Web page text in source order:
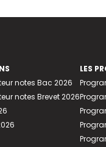
notes Bac 2026
notes Brevet 2026
LES